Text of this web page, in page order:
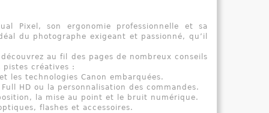
Pixel, son ergonomie professionnelle et sa
du photographe exigeant et passionné, qu’il
au fil des pages de nombreux conseils
créatives :
les technologies Canon embarquées.
HD ou la personnalisation des commandes.
la mise au point et le bruit numérique.
flashes et accessoires.